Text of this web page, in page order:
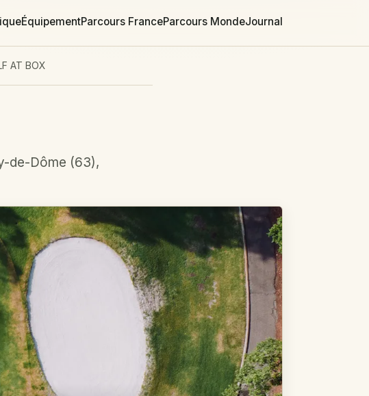
ÉquipementParcours FranceParcours MondeJournal
AT BOX
de-Dôme (63),